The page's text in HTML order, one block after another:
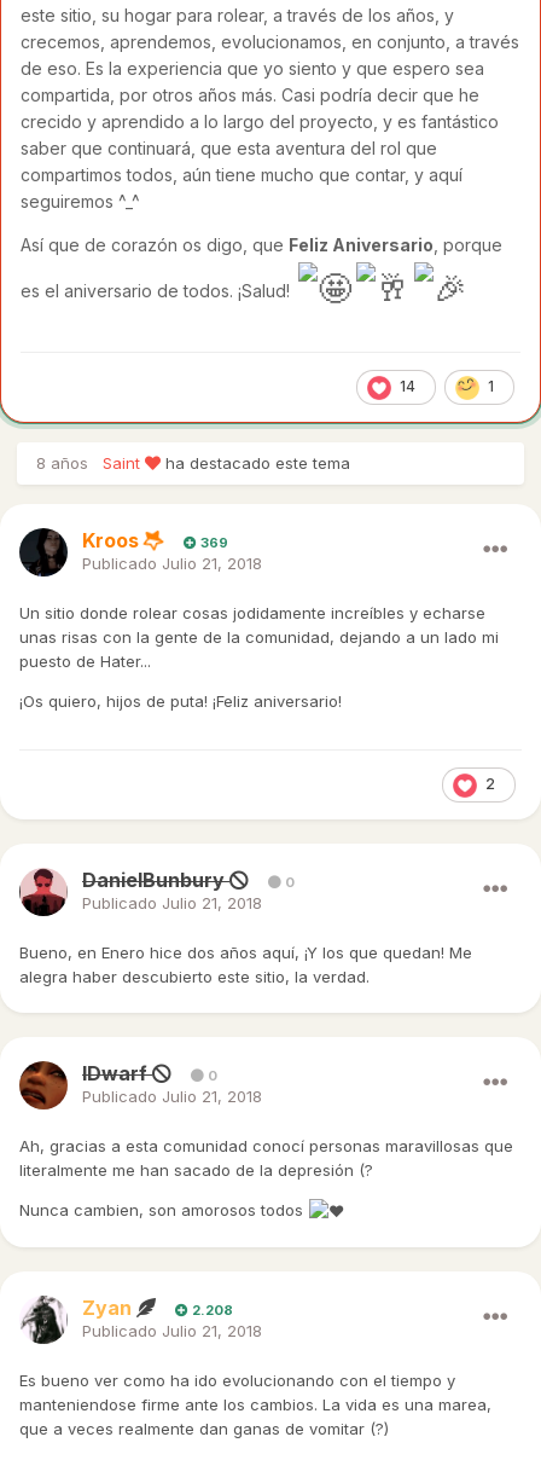
este sitio, su hogar para rolear, a través de los años, y
crecemos, aprendemos, evolucionamos, en conjunto, a través
de eso. Es la experiencia que yo siento y que espero sea
compartida, por otros años más. Casi podría decir que he
crecido y aprendido a lo largo del proyecto, y es fantástico
saber que continuará, que esta aventura del rol que
compartimos todos, aún tiene mucho que contar, y aquí
seguiremos ^_^
Así que de corazón os digo, que Feliz Aniversario , porque
es el aniversario de todos. ¡Salud!
14 1
8 años Saint ha destacado este tema
Kroos 369
Publicado Julio 21, 2018
Un sitio donde rolear cosas jodidamente increíbles y echarse
unas risas con la gente de la comunidad, dejando a un lado mi
puesto de Hater...
¡Os quiero, hijos de puta! ¡Feliz aniversario!
2
DanielBunbury 0
Publicado Julio 21, 2018
Bueno, en Enero hice dos años aquí, ¡Y los que quedan! Me
alegra haber descubierto este sitio, la verdad.
IDwarf 0
Publicado Julio 21, 2018
Ah, gracias a esta comunidad conocí personas maravillosas que
literalmente me han sacado de la depresión (?
Nunca cambien, son amorosos todos
Zyan 2.208
Publicado Julio 21, 2018
Es bueno ver como ha ido evolucionando con el tiempo y
manteniendose firme ante los cambios. La vida es una marea,
que a veces realmente dan ganas de vomitar (?)